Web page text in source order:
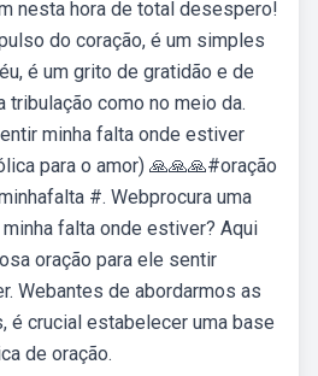
nesta hora de total desespero!
do coração, é um simples
é um grito de gratidão e de
tribulação como no meio da.
minha falta onde estiver
para o amor) 🙏🙏🙏#oração
#. Webprocura uma
falta onde estiver? Aqui
oração para ele sentir
Webantes de abordarmos as
é crucial estabelecer uma base
de oração.